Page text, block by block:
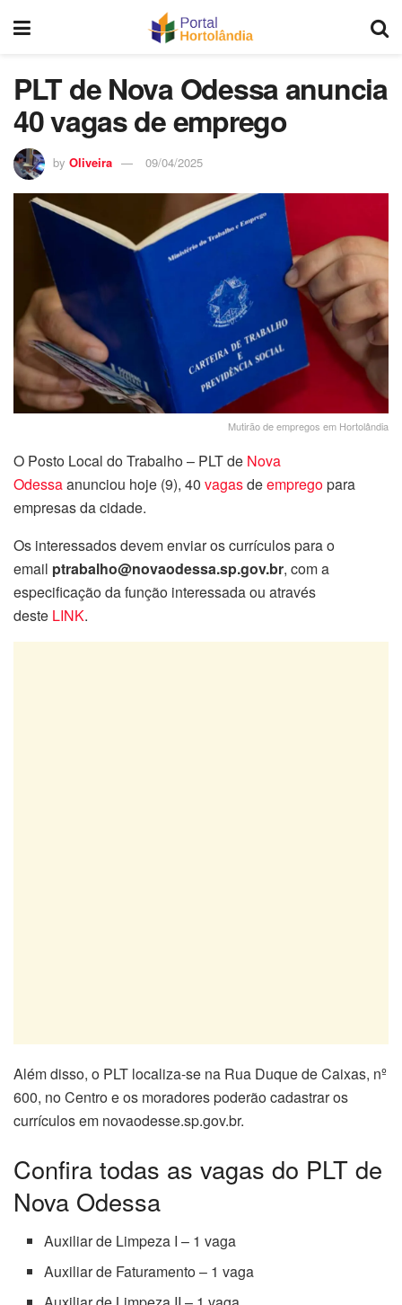
PLT de Nova Odessa anuncia
40 vagas de emprego
by Oliveira 09/04/2025
Mutirão de empregos em Hortolândia
O Posto Local do Trabalho – PLT de Nova
Odessaanunciou hoje (9), 40 vagasdeempregopara
empresas da cidade.
Os interessados devem enviar os currículos para o
email ptrabalho@novaodessa.sp.gov.br, com a
especificação da função interessada ou através
deste LINK.
Além disso, o PLT localiza-se na Rua Duque de Caixas, nº
600, no Centro e os moradores poderão cadastrar os
currículos em novaodesse.sp.gov.br.
Confira todas as vagas do PLT de
Nova Odessa
Auxiliar de Limpeza I – 1 vaga
Auxiliar de Faturamento – 1 vaga